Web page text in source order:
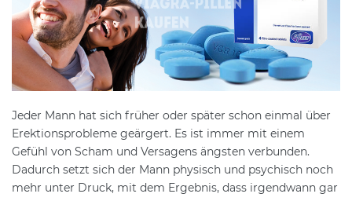
Jeder Mann hat sich früher oder später schon einmal über
Erektionsprobleme geärgert. Es ist immer mit einem
Gefühl von Scham und Versagens ängsten verbunden.
Dadurch setzt sich der Mann physisch und psychisch noch
mehr unter Druck, mit dem Ergebnis, dass irgendwann gar